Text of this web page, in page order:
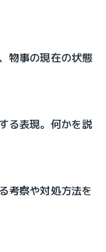
物事の現在の状態
る表現。何かを説
考察や対処方法を